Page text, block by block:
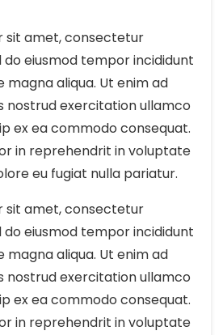
sit amet, consectetur
do eiusmod tempor incididunt
aliqua. Ut enim ad
nostrud exercitation ullamco
ex ea commodo consequat.
in reprehendrit in voluptate
eu fugiat nulla pariatur.
sit amet, consectetur
do eiusmod tempor incididunt
aliqua. Ut enim ad
nostrud exercitation ullamco
ex ea commodo consequat.
in reprehendrit in voluptate